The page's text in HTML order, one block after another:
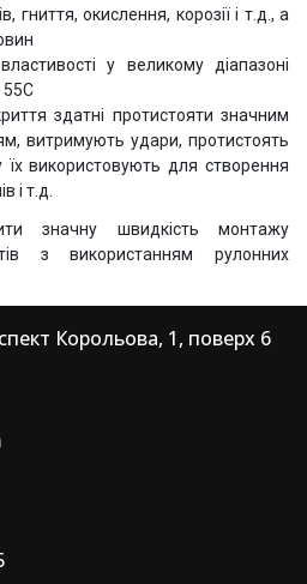
гниття, окислення, корозії і т.д., а
у великому діапазоні
55С
здатні протистояти значним
витримують удари, протистоять
використовують для створення
і т.д.
значну швидкість монтажу
з використанням рулонних
Корольова, 1, поверх 6